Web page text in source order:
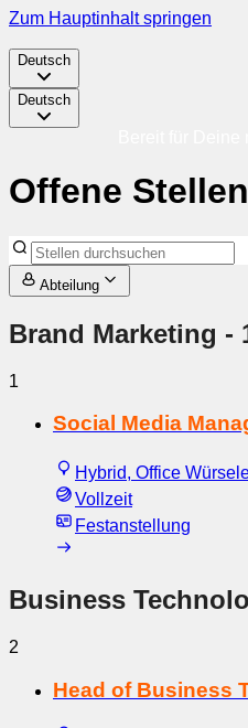
Zum Hauptinhalt springen
Deutsch
Deutsch
Offene Stellen
Abteilung
Brand Marketing -
1
Social Media
Hybrid, Office
Vollzeit
Festanstellung
Business
2
Head of Business